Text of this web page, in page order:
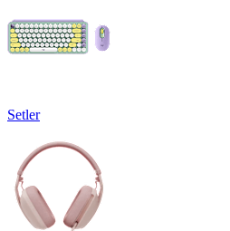
Setler